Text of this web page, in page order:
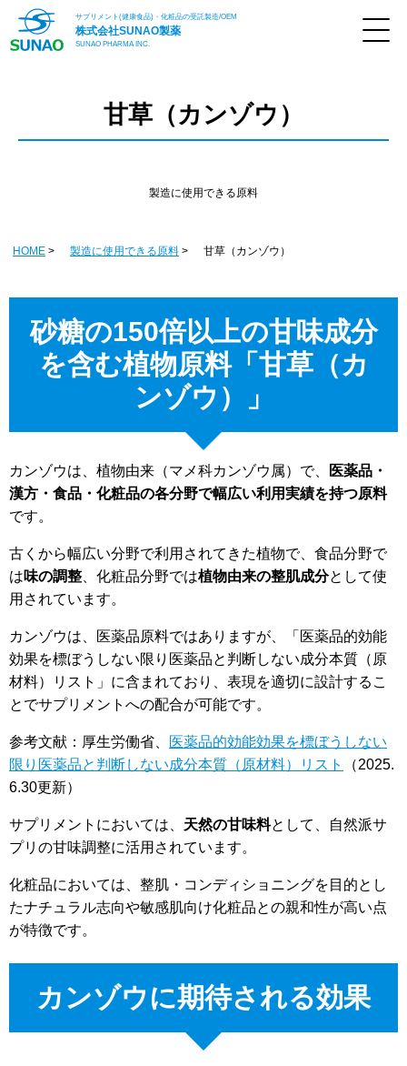
株式会社SUNAO製薬
サプリメント(健康食品)・化粧品の受託製造/OEM
SUNAO PHARMA INC.
甘草（カンゾウ）
製造に使用できる原料
HOME 製造に使用できる原料 甘草（カンゾウ）
砂糖の150倍以上の甘味成分
を含む植物原料「甘草（カ
ンゾウ）」
カンゾウは、植物由来（マメ科カンゾウ属）で、
医薬品・
漢方・食品・化粧品の各分野で幅広い利用実績を持つ原料
です。
古くから幅広い分野で利用されてきた植物で、食品分野で
は味の調整 、化粧品分野では植物由来の整肌成分として使
用されています。
カンゾウは、医薬品原料ではありますが、「医薬品的効能
効果を標ぼうしない限り医薬品と判断しない成分本質（原
材料）リスト」に含まれており、表現を適切に設計するこ
とでサプリメントへの配合が可能です。
参考文献：厚生労働省、
医薬品的効能効果を標ぼうしない
限り医薬品と判断しない成分本質（原材料）リスト
（2025.
6.30更新）
サプリメントにおいては、 天然の甘味料として、自然派サ
プリの甘味調整に活用されています。
化粧品においては、整肌・コンディショニングを目的とし
たナチュラル志向や敏感肌向け化粧品との親和性が高い点
が特徴です。
カンゾウに期待される効果